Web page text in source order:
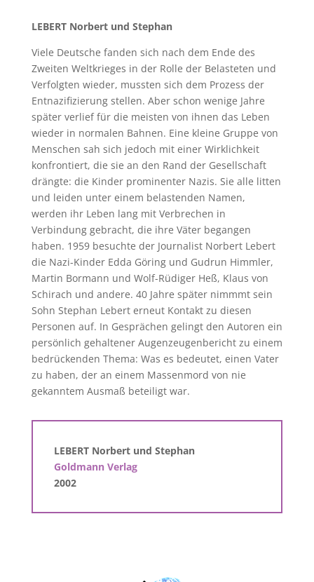
LEBERT Norbert und Stephan
Viele Deutsche fanden sich nach dem Ende des
Zweiten Weltkrieges in der Rolle der Belasteten und
Verfolgten wieder, mussten sich dem Prozess der
Entnazifizierung stellen. Aber schon wenige Jahre
später verlief für die meisten von ihnen das Leben
wieder in normalen Bahnen. Eine kleine Gruppe von
Menschen sah sich jedoch mit einer Wirklichkeit
konfrontiert, die sie an den Rand der Gesellschaft
drängte: die Kinder prominenter Nazis. Sie alle litten
und leiden unter einem belastenden Namen,
werden ihr Leben lang mit Verbrechen in
Verbindung gebracht, die ihre Väter begangen
haben. 1959 besuchte der Journalist Norbert Lebert
die Nazi-Kinder Edda Göring und Gudrun Himmler,
Martin Bormann und Wolf-Rüdiger Heß, Klaus von
Schirach und andere. 40 Jahre später nimmmt sein
Sohn Stephan Lebert erneut Kontakt zu diesen
Personen auf. In Gesprächen gelingt den Autoren ein
persönlich gehaltener Augenzeugenbericht zu einem
bedrückenden Thema: Was es bedeutet, einen Vater
zu haben, der an einem Massenmord von nie
gekanntem Ausmaß beteiligt war.
LEBERT Norbert und Stephan
Goldmann Verlag
2002